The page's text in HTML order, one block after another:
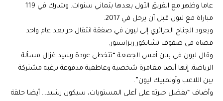
عاما وظهر مع الفريق الأول بعدها بثماني سنوات. وشارك في 119
مباراة مع ليون قبل أن يرحل في 2017.
ويعود الجناح الجزائري إلى ليون في صفقة انتقال حر بعد عام واحد
قضاه في صفوف تشايكور ريزاسبور.
وقال ليون في بيان أمس الجمعة “تتخطى عودة رشيد غزال مسألة
الرياضة. إنها أيضا مغامرة شخصية وعاطفية مدفوعة برغبة مشتركة
بين اللاعب وأولمبيك ليون”.
وأضاف “بفضل خبرته على أعلى المستويات، سيكون رشيد… أيضا حلقة